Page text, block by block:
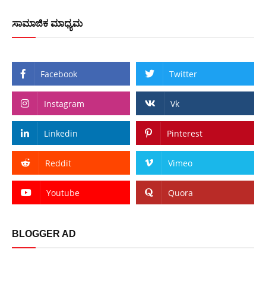
ಸಾಮಾಜಿಕ ಮಾಧ್ಯಮ
Facebook Twitter
Instagram Vk
Linkedin Pinterest
Reddit Vimeo
Youtube Quora
BLOGGER AD